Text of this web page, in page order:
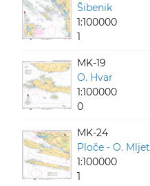
Šibenik
1:100000
1
MK-19
O. Hvar
1:100000
0
MK-24
Ploče - O. Mljet
1:100000
1